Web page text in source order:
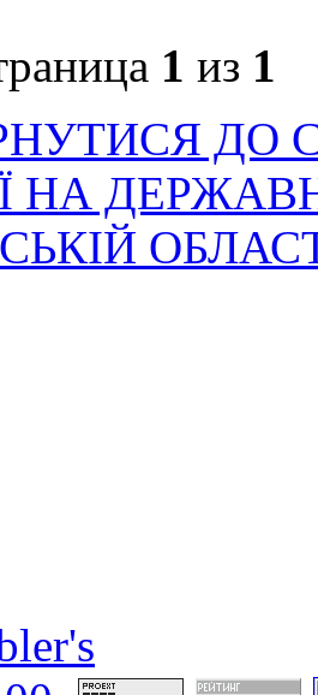
1 из 1
ДО
НА